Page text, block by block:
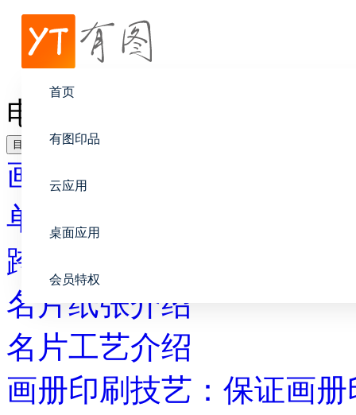
首页
有图印品
云应用
桌面应用
会员特权
帮助中心
画册设计
电脑屏幕为何与印刷品有
目录
画册设计
单页布局指南
跨页布局指南
名片纸张介绍
名片工艺介绍
画册印刷技艺：保证画